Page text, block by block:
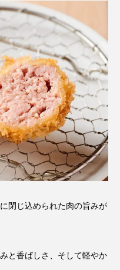
閉じ込められた肉の旨みが
と香ばしさ、そして軽やか